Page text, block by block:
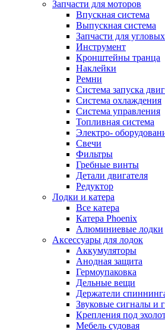
Запчасти для моторов
Впускная система
Выпускная система
Запчасти для
Инструмент
Кронштейны транца
Наклейки
Ремни
Система запуска
Система охлаждения
Система управления
Топливная система
Электро-
Свечи
Фильтры
Гребные винты
Детали двигателя
Редуктор
Лодки и катера
Все катера
Катера Phoenix
Алюминиевые лодки
Аксессуары для лодок
Аккумуляторы
Анодная защита
Гермоупаковка
Дельные вещи
Держатели
Звуковые сигналы и
Крепления под
Мебель судовая